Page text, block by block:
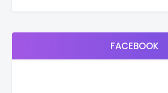
FACEBOOK